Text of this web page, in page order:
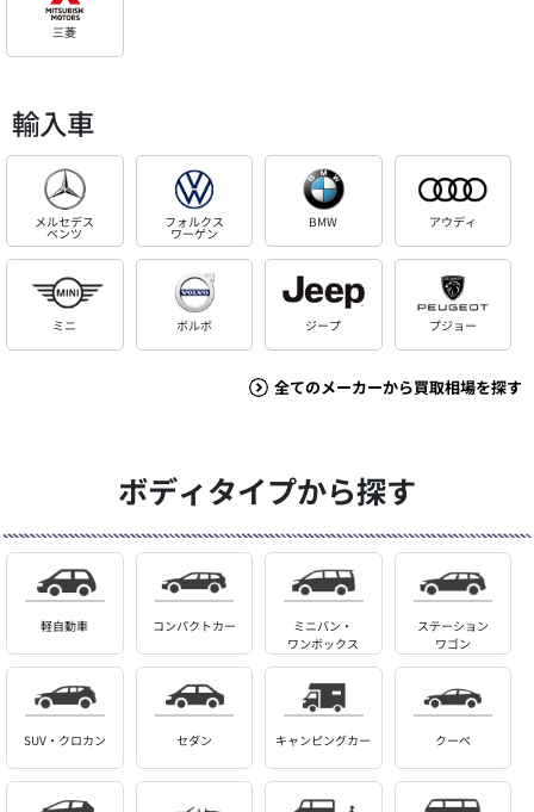
三菱
輸入車
メルセデス
ベンツ
フォルクス
ワーゲン
BMW アウディ
ミニ ボルボ ジープ プジョー
全てのメーカーから買取相場を探す
ボディタイプから探す
軽自動車 コンパクトカー
ミニバン・
ワンボックス
ステーション
ワゴン
SUV・クロカン セダン キャンピングカー クーペ